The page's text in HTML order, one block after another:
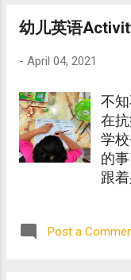
幼儿英语
- April 04, 2021
不
在
学
的
跟
Post a